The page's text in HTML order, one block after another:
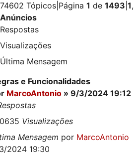
74602 Tópicos Página 1 de 1493 1,
Anúncios
Respostas
Visualizações
Última Mensagem
e Funcionalidades
MarcoAntonio » 9/3/2024 19:12
Visualizações
Mensagem por MarcoAntonio
2024 19:30